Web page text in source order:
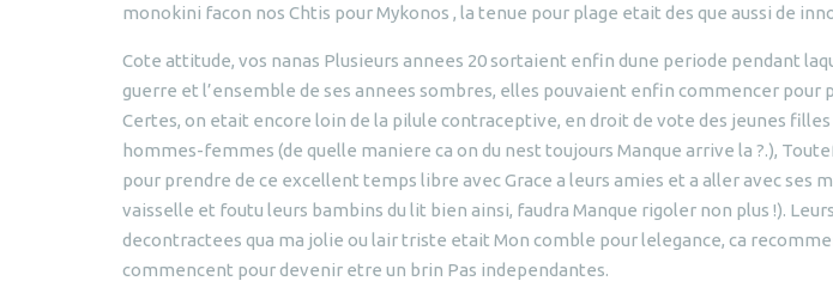
monokini facon nos Chtis pour Mykonos , la tenue pour plage etait des que aussi de
Cote attitude, vos nanas Plusieurs annees 20 sortaient enfin dune periode pendant
guerre et l’ensemble de ses annees sombres, elles pouvaient enfin commencer pour
Certes, on etait encore loin de la pilule contraceptive, en droit de vote des jeunes
hommes-femmes (de quelle maniere ca on du nest toujours Manque arrive la ?.),
pour prendre de ce excellent temps libre avec Grace a leurs amies et a aller avec ses
vaisselle et foutu leurs bambins du lit bien ainsi, faudra Manque rigoler non plus !).
decontractees qua ma jolie ou lair triste etait Mon comble pour lelegance, ca
commencent pour devenir etre un brin Pas independantes.